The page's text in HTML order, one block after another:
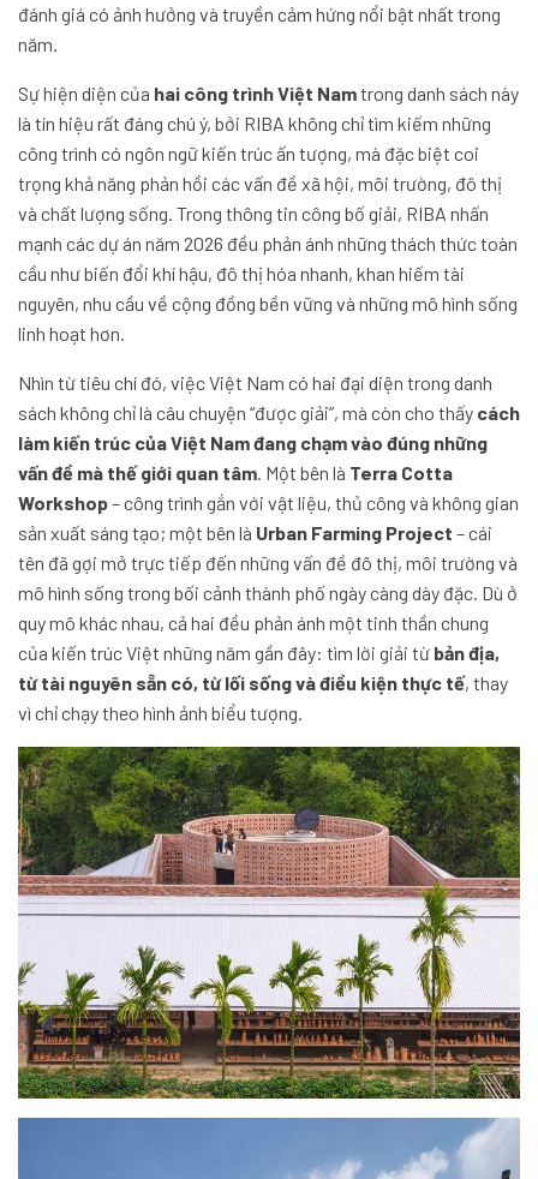
đánh giá có ảnh hưởng và truyền cảm hứng nổi bật nhất trong
năm.
Sự hiện diện của hai công trình Việt Namtrong danh sách này
là tín hiệu rất đáng chú ý, bởi RIBA không chỉ tìm kiếm những
công trình có ngôn ngữ kiến trúc ấn tượng, mà đặc biệt coi
trọng khả năng phản hồi các vấn đề xã hội, môi trường, đô thị
và chất lượng sống. Trong thông tin công bố giải, RIBA nhấn
mạnh các dự án năm 2026 đều phản ánh những thách thức toàn
cầu như biến đổi khí hậu, đô thị hóa nhanh, khan hiếm tài
nguyên, nhu cầu về cộng đồng bền vững và những mô hình sống
linh hoạt hơn.
Nhìn từ tiêu chí đó, việc Việt Nam có hai đại diện trong danh
sách không chỉ là câu chuyện “được giải”, mà còn cho thấy cách
làm kiến trúc của Việt Nam đang chạm vào đúng những
vấn đề mà thế giới quan tâm. Một bên là Terra Cotta
Workshop– công trình gắn với vật liệu, thủ công và không gian
sản xuất sáng tạo; một bên là Urban Farming Project – cái
tên đã gợi mở trực tiếp đến những vấn đề đô thị, môi trường và
mô hình sống trong bối cảnh thành phố ngày càng dày đặc. Dù ở
quy mô khác nhau, cả hai đều phản ánh một tinh thần chung
của kiến trúc Việt những năm gần đây: tìm lời giải từ bản địa,
từ tài nguyên sẵn có, từ lối sống và điều kiện thực tế, thay
vì chỉ chạy theo hình ảnh biểu tượng.